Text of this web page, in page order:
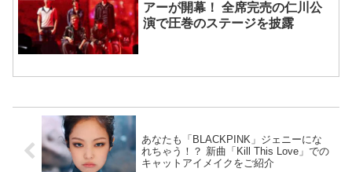
アーが開幕！ 全席完売の仁川公
演で圧巻のステージを披露
あなたも「BLACKPINK」ジェニーにな
れちゃう！？ 新曲「Kill This Love」での
キャットアイメイクをご紹介